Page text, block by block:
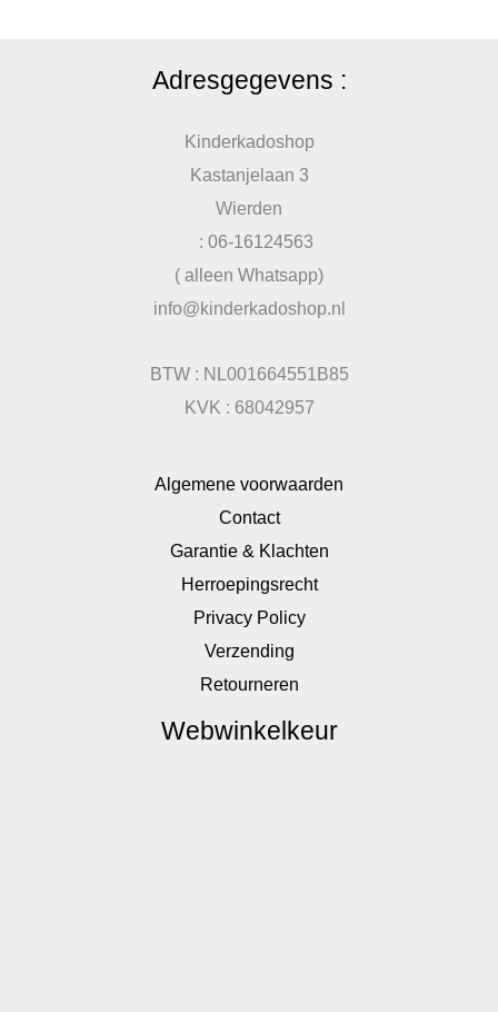
Adresgegevens :
Kinderkadoshop
Kastanjelaan 3
Wierden
: 06-16124563
( alleen Whatsapp)
info@kinderkadoshop.nl
BTW : NL001664551B85
KVK : 68042957
Algemene voorwaarden
Contact
Garantie & Klachten
Herroepingsrecht
Privacy Policy
Verzending
Retourneren
Webwinkelkeur